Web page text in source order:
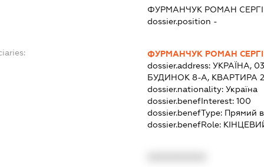
ФУРМАНЧУК РОМАН
dossier.position -
ФУРМАНЧУК РОМАН
dossier.address: УКРАЇНА,
БУДИНОК 8-А, КВАРТИРА 2
dossier.nationality: Україна
dossier.benefInterest: 100
dossier.benefType: Прямий
dossier.benefRole: